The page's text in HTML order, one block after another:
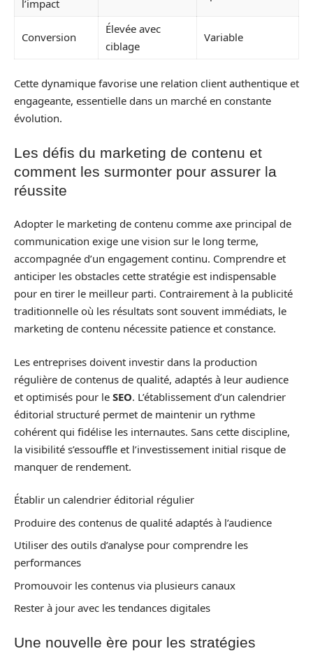
l’impact
Conversion
Élevée avec
ciblage
Variable
Cette dynamique favorise une relation client authentique et
engageante, essentielle dans un marché en constante
évolution.
Les défis du marketing de contenu et
comment les surmonter pour assurer la
réussite
Adopter le marketing de contenu comme axe principal de
communication exige une vision sur le long terme,
accompagnée d’un engagement continu. Comprendre et
anticiper les obstacles cette stratégie est indispensable
pour en tirer le meilleur parti. Contrairement à la publicité
traditionnelle où les résultats sont souvent immédiats, le
marketing de contenu nécessite patience et constance.
Les entreprises doivent investir dans la production
régulière de contenus de qualité, adaptés à leur audience
et optimisés pour le SEO. L’établissement d’un calendrier
éditorial structuré permet de maintenir un rythme
cohérent qui fidélise les internautes. Sans cette discipline,
la visibilité s’essouffle et l’investissement initial risque de
manquer de rendement.
Établir un calendrier éditorial régulier
Produire des contenus de qualité adaptés à l’audience
Utiliser des outils d’analyse pour comprendre les
performances
Promouvoir les contenus via plusieurs canaux
Rester à jour avec les tendances digitales
Une nouvelle ère pour les stratégies